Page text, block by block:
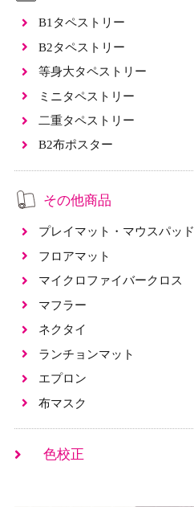
B1タペストリー
B2タペストリー
等身大タペストリー
ミニタペストリー
二重タペストリー
B2布ポスター
その他商品
プレイマット・マウスパッド
フロアマット
マイクロファイバークロス
マフラー
ネクタイ
ランチョンマット
エプロン
布マスク
色校正